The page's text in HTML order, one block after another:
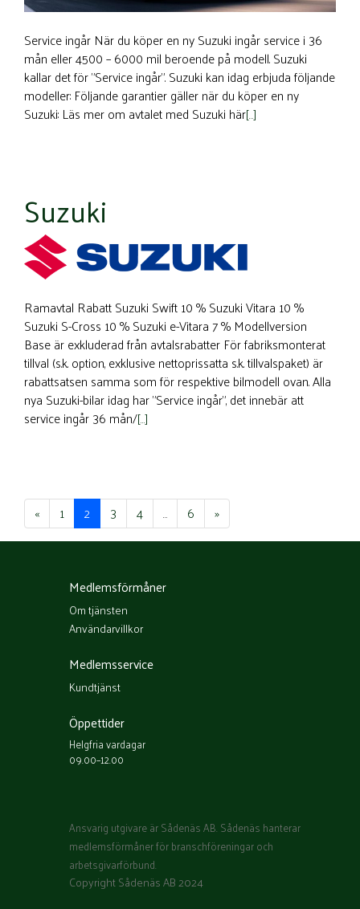
Service ingår När du köper en ny Suzuki ingår service i 36
mån eller 4500 – 6000 mil beroende på modell. Suzuki
kallar det för ”Service ingår”. Suzuki kan idag erbjuda följande
modeller: Följande garantier gäller när du köper en ny
Suzuki: Läs mer om avtalet med Suzuki här[…]
Suzuki
Ramavtal Rabatt Suzuki Swift 10 % Suzuki Vitara 10 %
Suzuki S-Cross 10 % Suzuki e-Vitara 7 % Modellversion
Base är exkluderad från avtalsrabatter För fabriks­monterat
tillval (s.k. option, exklusive nettoprissatta s.k. tillvalspaket) är
rabattsatsen samma som för respektive bil­­­­modell ovan. Alla
nya Suzuki-bilar idag har ”Service ingår”, det innebär att
service ingår 36 mån/[…]
« 1 2 3 4 … 6 »
Medlemsförmåner
Om tjänsten
Användarvillkor
Medlemsservice
Kundtjänst
Öppettider
Helgfria vardagar
09.00–12.00
Ansvarig utgivare är Sådenäs AB. Sådenäs hanterar
medlemsförmåner för branschföreningar och
arbetsgivarförbund.
Copyright Sådenäs AB 2024